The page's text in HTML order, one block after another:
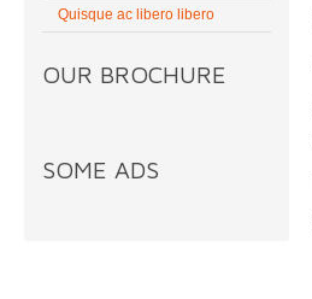
Quisque ac libero libero
OUR BROCHURE
SOME ADS